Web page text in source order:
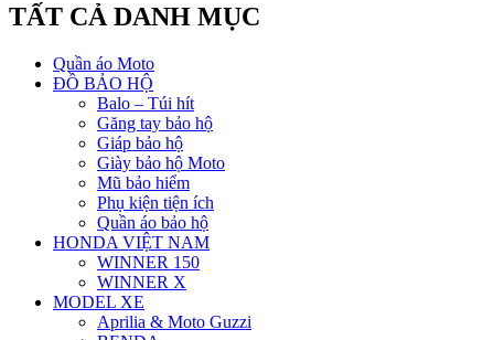
TẤT CẢ DANH MỤC
Quần áo Moto
ĐỒ BẢO HỘ
Balo – Túi hít
Găng tay bảo hộ
Giáp bảo hộ
Giày bảo hộ Moto
Mũ bảo hiểm
Phụ kiện tiện ích
Quần áo bảo hộ
HONDA VIỆT NAM
WINNER 150
WINNER X
MODEL XE
Aprilia & Moto Guzzi